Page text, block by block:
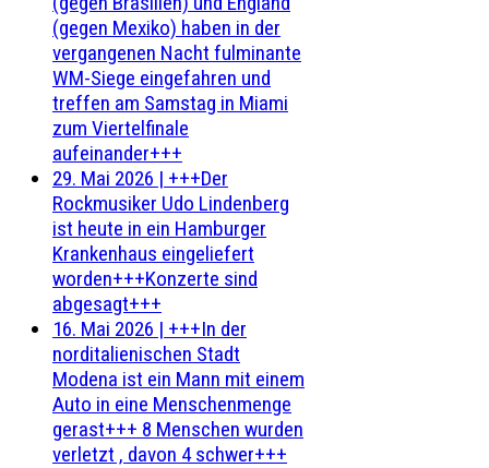
(gegen Mexiko) haben in der
vergangenen Nacht fulminante
WM-Siege eingefahren und
treffen am Samstag in Miami
zum Viertelfinale
aufeinander+++
29. Mai 2026 | +++Der
Rockmusiker Udo Lindenberg
ist heute in ein Hamburger
Krankenhaus eingeliefert
worden+++Konzerte sind
abgesagt+++
16. Mai 2026 | +++In der
norditalienischen Stadt
Modena ist ein Mann mit einem
Auto in eine Menschenmenge
gerast+++ 8 Menschen wurden
verletzt , davon 4 schwer+++